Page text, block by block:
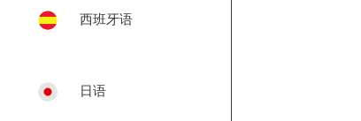
西班牙语
日语